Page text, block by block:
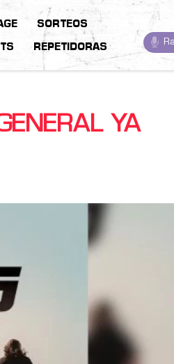
SORTEOS
REPETIDORAS
YA